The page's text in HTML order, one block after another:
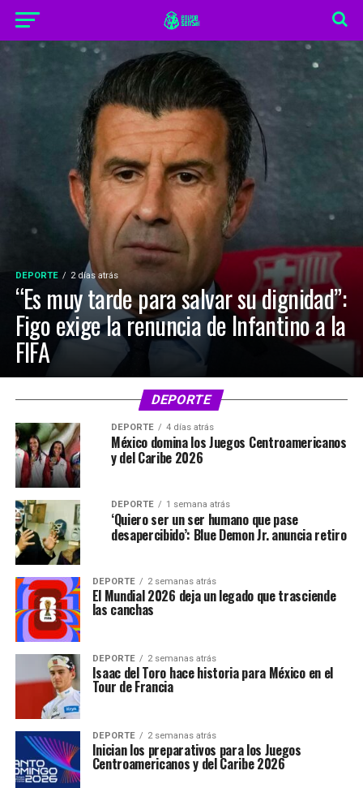
DEPORTE 2 días atrás
“Es muy tarde para salvar su dignidad”:
Figo exige la renuncia de Infantino a la
FIFA
DEPORTE
DEPORTE 4 días atrás
México domina los Juegos Centroamericanos
y del Caribe 2026
DEPORTE 1 semana atrás
‘Quiero ser un ser humano que pase
desapercibido’: Blue Demon Jr. anuncia retiro
DEPORTE 2 semanas atrás
El Mundial 2026 deja un legado que trasciende
las canchas
DEPORTE 2 semanas atrás
Isaac del Toro hace historia para México en el
Tour de Francia
DEPORTE 2 semanas atrás
Inician los preparativos para los Juegos
Centroamericanos y del Caribe 2026